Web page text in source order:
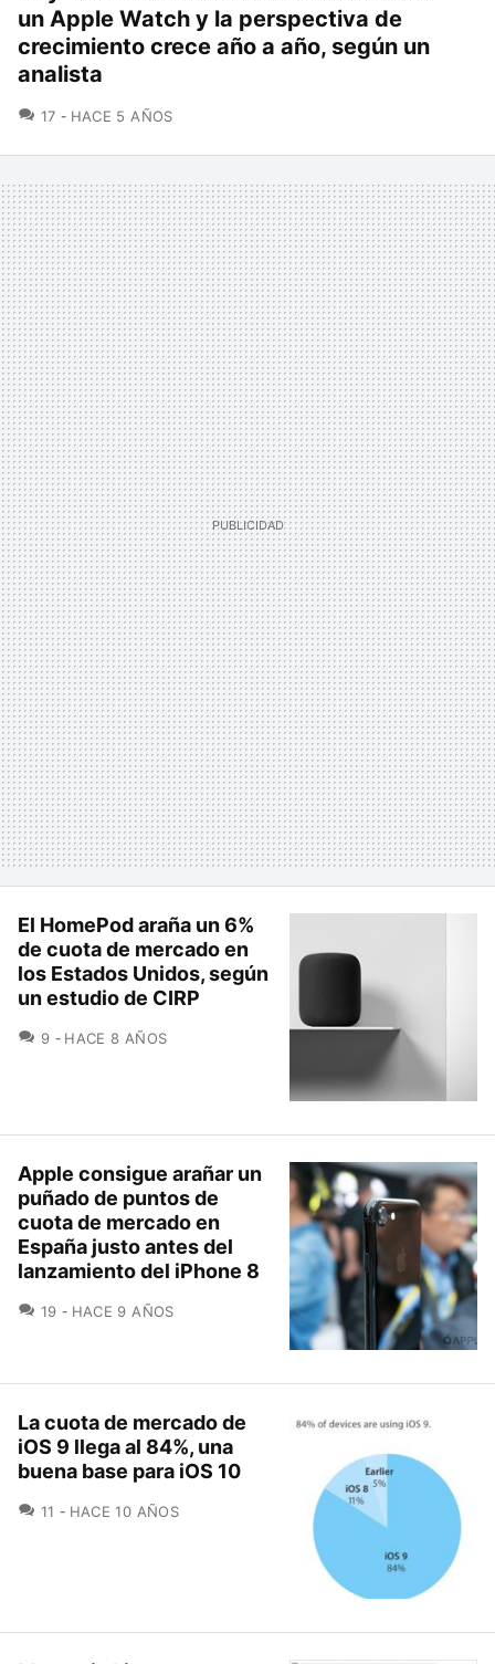
un Apple Watch y la perspectiva de
crecimiento crece año a año, según un
analista
17 COMENTARIOS
HACE 5 AÑOS
El HomePod araña un 6%
de cuota de mercado en
los Estados Unidos, según
un estudio de CIRP
9 COMENTARIOS
HACE 8 AÑOS
Apple consigue arañar un
puñado de puntos de
cuota de mercado en
España justo antes del
lanzamiento del iPhone 8
19 COMENTARIOS
HACE 9 AÑOS
La cuota de mercado de
iOS 9 llega al 84%, una
buena base para iOS 10
11 COMENTARIOS
HACE 10 AÑOS